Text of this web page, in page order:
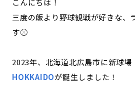
記事ライター アン
こんにちは！
三度の飯より野球観戦が好きな、
す⚾️
2023年、北海道北広島市に新球場
HOKKAIDOが誕生しました！